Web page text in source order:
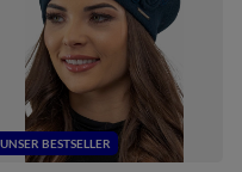
UNSER BESTSELLER